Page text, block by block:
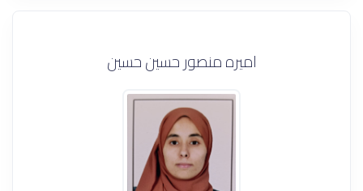
اميره منصور حسين حسين